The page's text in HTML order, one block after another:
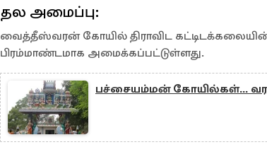
தல அமைப்பு:
வைத்தீஸ்வரன் கோயில் திராவிட
பிரம்மாண்டமாக அமைக்கப்பட்டுள்ளது.
பச்சையம்மன் கோயில்கள்...